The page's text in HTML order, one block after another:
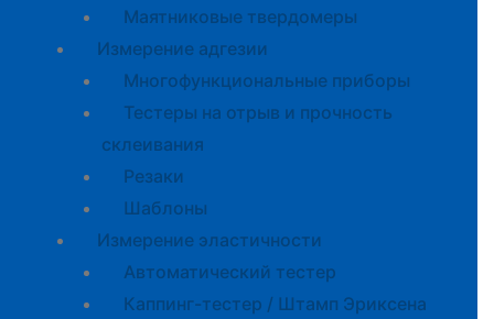
Маятниковые твердомеры
Измерение адгезии
Многофункциональные приборы
Тестеры на отрыв и прочность
склеивания
Резаки
Шаблоны
Измерение эластичности
Автоматический тестер
Каппинг-тестер / Штамп Эриксена